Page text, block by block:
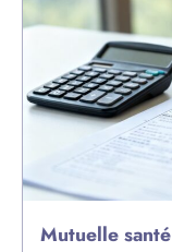
Mutuelle